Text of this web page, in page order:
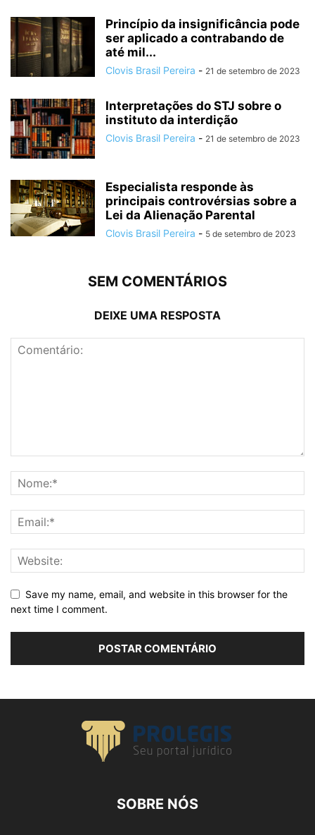
Princípio da insignificância pode
ser aplicado a contrabando de
até mil...
Clovis Brasil Pereira - 21 de setembro de 2023
Interpretações do STJ sobre o
instituto da interdição
Clovis Brasil Pereira - 21 de setembro de 2023
Especialista responde às
principais controvérsias sobre a
Lei da Alienação Parental
Clovis Brasil Pereira - 5 de setembro de 2023
SEM COMENTÁRIOS
DEIXE UMA RESPOSTA
Save my name, email, and website in this browser for the
next time I comment.
SOBRE NÓS